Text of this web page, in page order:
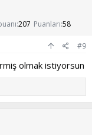
207 Puanları 58
#9
olmak istiyorsun